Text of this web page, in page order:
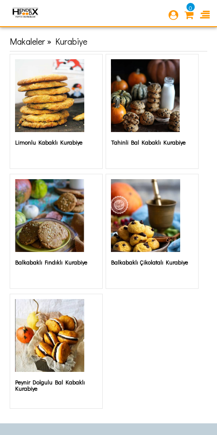
0
Makaleler » Kurabiye
Limonlu Kabaklı Kurabiye Tahinli Bal Kabaklı Kurabiye
Balkabaklı Fındıklı Kurabiye Balkabaklı Çikolatalı Kurabiye
Peynir Dolgulu Bal Kabaklı
Kurabiye